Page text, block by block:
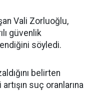
Vali Zorluoğlu,
güvenlik
söyledi.
belirten
suç oranlarına